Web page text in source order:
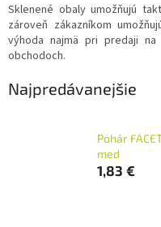
Sklenené obaly umožňujú
zároveň zákazníkom
výhoda najmä pri predaji
obchodoch.
Najpredávanejšie
Pohár
med
1,83 €